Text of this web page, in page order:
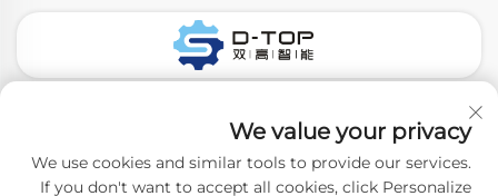
We value your privacy
We use cookies and similar tools to provide our services.
If you don't want to accept all cookies, click Personalize